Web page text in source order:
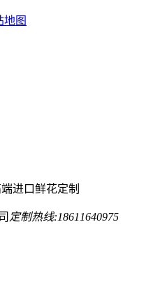
地图
进口鲜花定制
定制热线:18611640975